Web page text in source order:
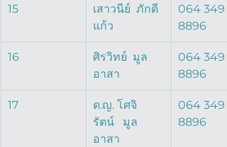
15
เสาวนีย์  ภักดี
แก้ว
064 349
8896
16
ศิรวิทย์  มูล
อาสา
064 349
8896
17
ด.ญ. โศจิ
รัตน์   มูล
อาสา
064 349
8896